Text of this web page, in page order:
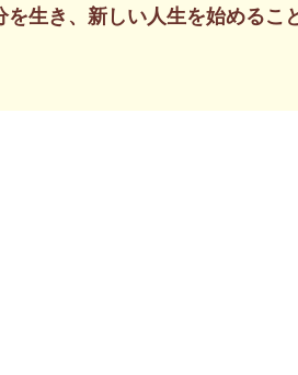
生き、新しい人生を始めるこ